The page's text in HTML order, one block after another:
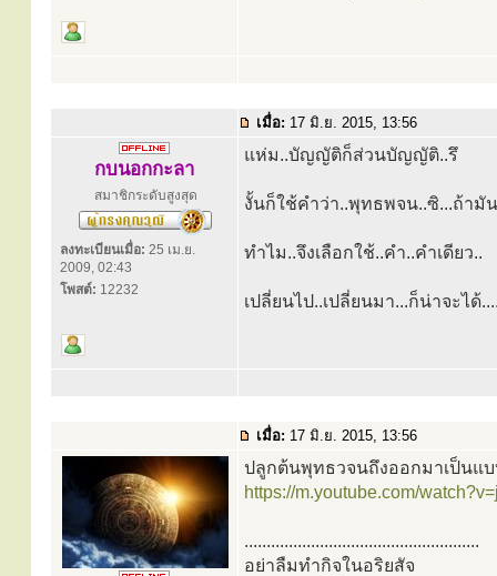
เมื่อ: 17 มิ.ย. 2015, 13:56
กบนอกกะลา
สมาชิกระดับสูงสุด
ลงทะเบียนเมื่อ: 25 เม.ย.
2009, 02:43
โพสต์: 12232
แห่ม..บัญญัติก็ส่วนบัญญัติ..รึ
งั้นก็ใช้คำว่า..พุทธพจน..ซิ...ถ้ามั
ทำไม..จึงเลือกใช้..คำ..คำเดียว..
เปลี่ยนไป..เปลี่ยนมา...ก็น่าจะได้
เมื่อ: 17 มิ.ย. 2015, 13:56
ปลูกต้นพุทธวจนถึงออกมาเป็นแบ
https://m.youtube.com/
.....................................................
อย่าลืมทำกิจในอริยสัจ